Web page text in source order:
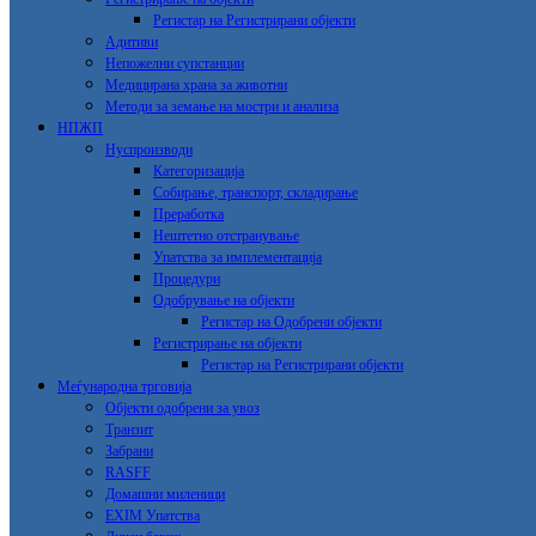
Регистар на Регистрирани објекти
Адитиви
Непожелни супстанции
Медицирана храна за животни
Методи за земање на мостри и анализа
НПЖП
Нуспроизводи
Категоризација
Собирање, транспорт, складирање
Преработка
Нештетно отстранување
Упатства за имплементација
Процедури
Одобрување на објекти
Регистар на Одобрени објекти
Регистрирање на објекти
Регистар на Регистрирани објекти
Меѓународна трговија
Објекти одобрени за увоз
Транзит
Забрани
RASFF
Домашни миленици
EXIM Упатства